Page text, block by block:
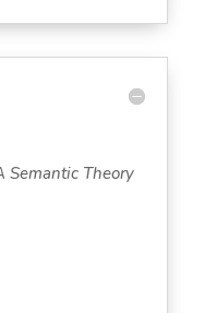
Semantic Theory